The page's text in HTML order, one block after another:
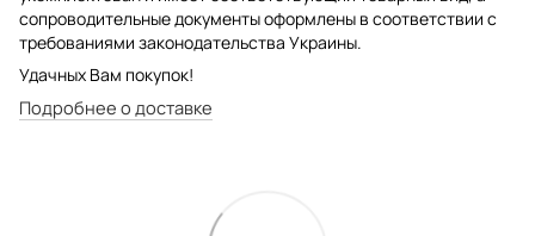
сопроводительные документы оформлены в соответствии с
требованиями законодательства Украины.
Удачных Вам покупок!
Подробнее о доставке